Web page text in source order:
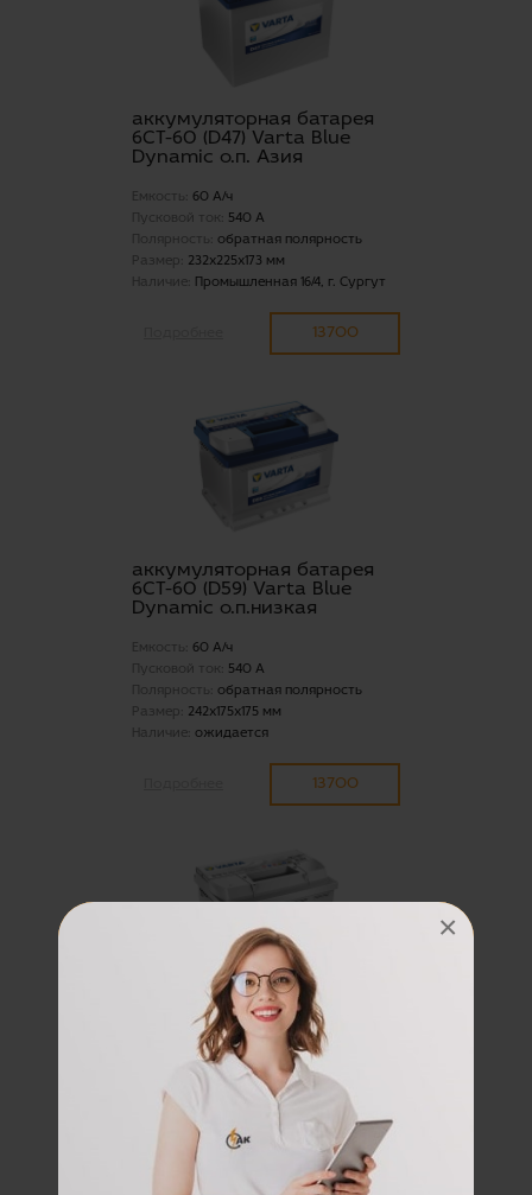
×
аккумуляторная батарея
6СТ-60 (D47) Varta Blue
Dynamic о.п. Азия
Емкость: 60 А/ч
Пусковой ток: 540 А
Полярность: обратная полярность
Размер: 232x225x173 мм
Наличие:
Промышленная 16/4, г. Сургут
13700
аккумуляторная батарея
6СТ-60 (D59) Varta Blue
Dynamic о.п.низкая
Емкость: 60 А/ч
Пусковой ток: 540 А
Полярность: обратная полярность
Размер: 242x175x175 мм
Наличие: ожидается
13700
аккумуляторная батарея
6СТ-63 (D15)Varta Silver
Dinamic о.п.
Емкость:
Пусковой ток:
Полярность:
обратная полярность
242x190x175 мм
Наличие:Островского 37, г. Сургут